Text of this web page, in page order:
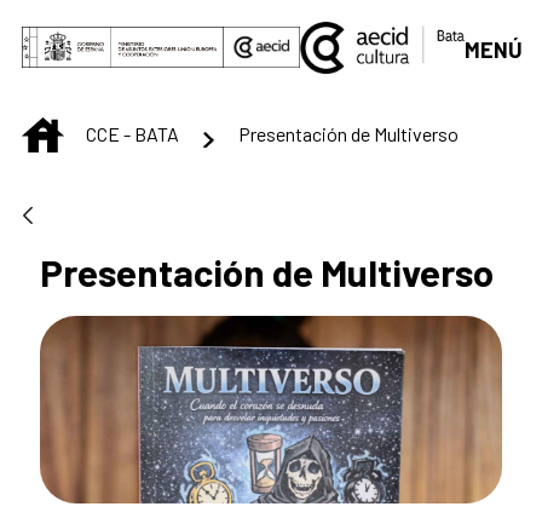
Saltar al contenido principal
MENÚ
INICIOCCE - BATA Presentación de Multiverso
Presentación de Multiverso